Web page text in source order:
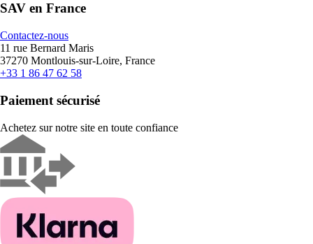
SAV en France
Contactez-nous
11 rue Bernard Maris
37270 Montlouis-sur-Loire, France
+33 1 86 47 62 58
Paiement sécurisé
Achetez sur notre site en toute confiance